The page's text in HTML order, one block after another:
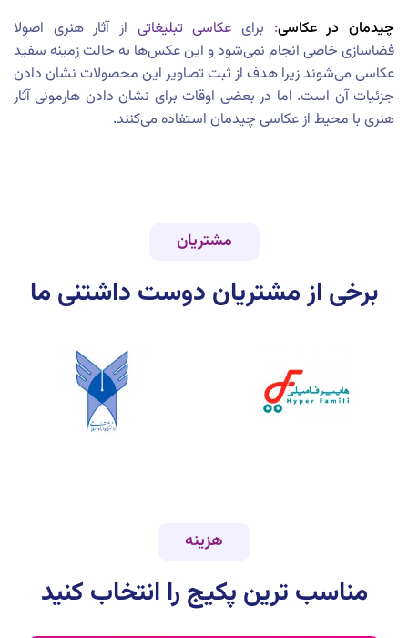
چیدمان در عکاسی: برای عکاسی تبلیغاتی از آثار هنری اصولا
فضاسازی خاصی انجام نمی‌شود و این عکس‌ها به حالت زمینه سفید
عکاسی می‌شوند زیرا هدف از ثبت تصاویر این محصولات نشان دادن
جزئیات آن است. اما در بعضی اوقات برای نشان دادن هارمونی آثار
هنری با محیط از عکاسی چیدمان استفاده می‌کنند.
مشتریان
برخی از مشتریان دوست داشتنی ما
هزینه
مناسب ترین پکیج را انتخاب کنید